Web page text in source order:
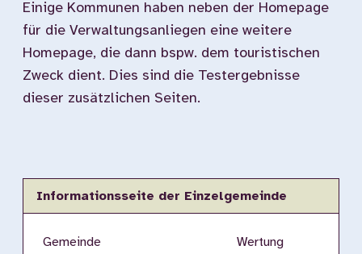
Einige Kommunen haben neben der Homepage
für die Verwaltungsanliegen eine weitere
Homepage, die dann bspw. dem touristischen
Zweck dient. Dies sind die Testergebnisse
dieser zusätzlichen Seiten.
Informationsseite der Einzelgemeinde
Gemeinde Wertung